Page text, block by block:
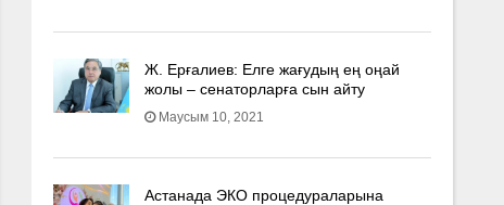
Ж. Ерғалиев: Елге жағудың ең оңай
жолы – сенаторларға сын айту
Маусым 10, 2021
Астанада ЭКО процедураларына